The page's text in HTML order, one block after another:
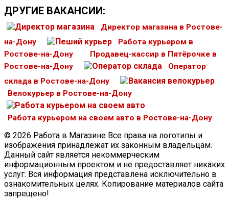
ДРУГИЕ ВАКАНСИИ:
Директор магазина в Ростове-
на-Дону
Работа курьером в
Ростове-на-Дону
Продавец-кассир в Пятёрочке в
Ростове-на-Дону
Оператор
склада в Ростове-на-Дону
Велокурьер в Ростове-на-Дону
Работа курьером на своем авто в Ростове-на-Дону
© 2026 Работа в Магазине Все права на логотипы и
изображения принадлежат их законным владельцам.
Данный сайт является некоммерческим
информационным проектом и не предоставляет никаких
услуг. Вся информация представлена исключительно в
ознакомительных целях. Копирование материалов сайта
запрещено!